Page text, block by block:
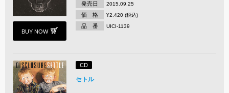
BUY NOW
発売日 2015.09.25
価 格 ¥2,420 (税込)
品 番 UICI-1139
CD
セトル